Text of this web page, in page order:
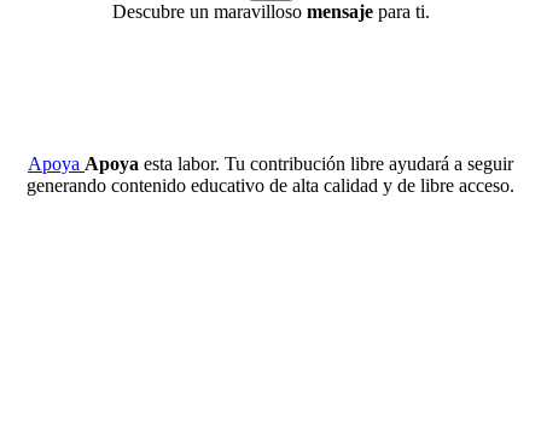
Descubre un maravilloso mensajepara ti.
Apoya Apoya esta labor. Tu contribución libre ayudará a seguir
generando contenido educativo de alta calidad y de libre acceso.